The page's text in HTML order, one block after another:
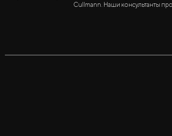
Cullmann. Наши консультанты